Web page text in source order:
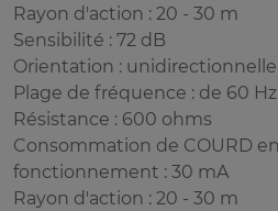
Rayon d'action : 20 - 30 m
Sensibilité : 72 dB
Orientation : unidirectionnelle
Plage de fréquence : de 60 Hz
Résistance : 600 ohms
Consommation de COURD
fonctionnement : 30 mA
Rayon d'action : 20 - 30 m